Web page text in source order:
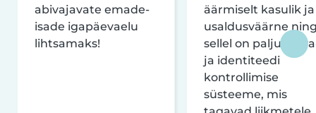
abivajavate emade-
isade igapäevaelu
lihtsamaks!
äärmiselt kasulik ja
usaldusväärne
sellel on palju
ja identiteedi
kontrollimise
süsteeme, mis